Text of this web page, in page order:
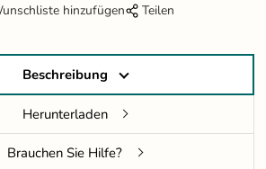
hinzufügen Teilen
Beschreibung
Herunterladen
Brauchen Sie Hilfe?